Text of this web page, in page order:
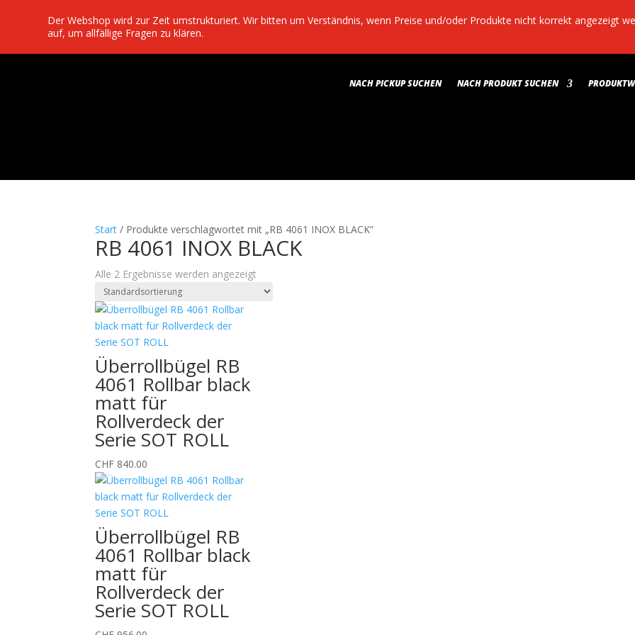
Der Webshop wird zur Zeit umstrukturiert. Wir bitten um Verständnis, wenn Preise und/oder Produkte nicht korrekt angezeigt
auf, um allfällige Fragen zu klären.
NACH PICKUP SUCHEN NACH PRODUKT SUCHEN
Start / Produkte verschlagwortet mit „RB 4061 INOX BLACK“
RB 4061 INOX BLACK
Alle 2 Ergebnisse werden angezeigt
Überrollbügel RB
4061 Rollbar black
matt für
Rollverdeck der
Serie SOT ROLL
CHF 840.00
Überrollbügel RB
4061 Rollbar black
matt für
Rollverdeck der
Serie SOT ROLL